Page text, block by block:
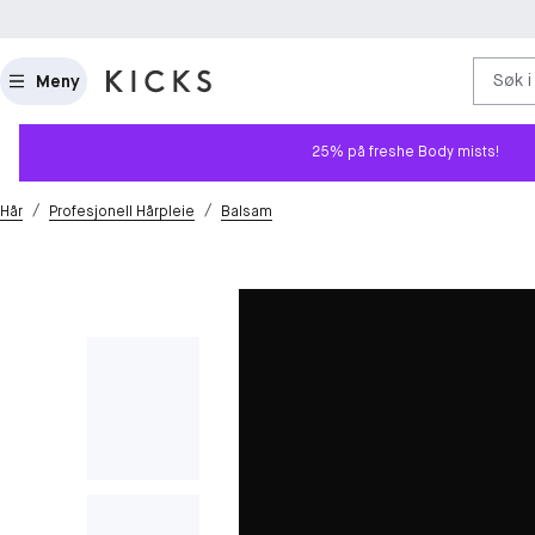
Meny Søk
25% på freshe Body mists!
Hår / Profesjonell Hårpleie / Balsam